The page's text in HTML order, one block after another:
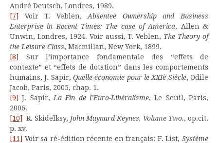
André Deutsch, Londres, 1989.
[7]
Voir T. Veblen,Absentee Ownership and Business
Enterprise in Recent Times: The case of America, Allen &
Unwin, Londres, 1924. Voir aussi, T. Veblen, The Theory of
the Leisure Class, Macmillan, New York, 1899.
[8]
Sur l’importance fondamentale des “effets de
contexte” et “effets de dotation” dans les comportements
humains, J. Sapir, Quelle économie pour le XXIè Siècle, Odile
Jacob, Paris, 2005, chap. 1.
[9] J. Sapir, La Fin de l’Euro-Libéralisme, Le Seuil, Paris,
2006.
[10]
R. Skidelksy, John Maynard Keynes, Volume Two., op.cit.
p. xv.
[11] Voir sa ré-édition récente en français: F. List, Système